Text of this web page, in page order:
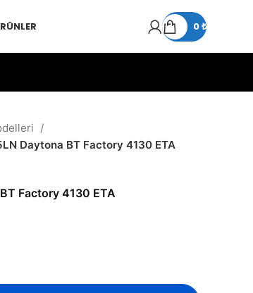
0₺
Daytona BT Factory 4130 ETA
Factory 4130 ETA